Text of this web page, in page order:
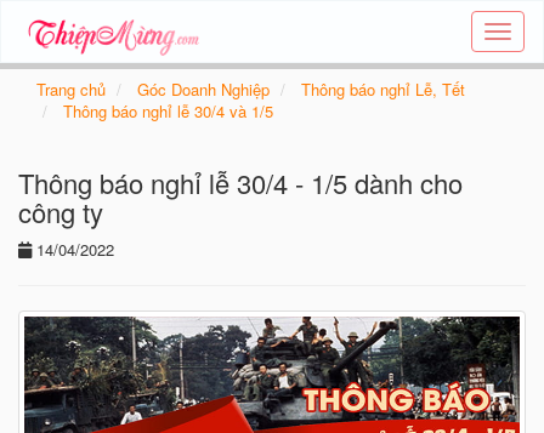
Tạo
thiệp
Trang chủ Góc Doanh Nghiệp
Thông báo nghỉ Lễ, Tết
Thông báo nghỉ lễ 30/4 và 1/5
Thông báo nghỉ lễ 30/4 - 1/5 dành cho
công ty
14/04/2022